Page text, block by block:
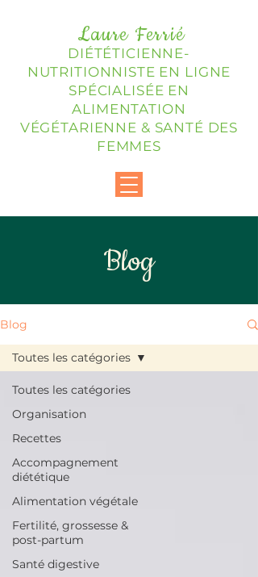
DIÉTÉTICIENNE-
NUTRITIONNISTE EN LIGNE
SPÉCIALISÉE EN
ALIMENTATION
VÉGÉTARIENNE & SANTÉ DES
FEMMES
Laure Ferrié
Blog
Blog
Toutes les catégories
Organisation
Recettes
Accompagnement
diététique
Alimentation végétale
Fertilité, grossesse &
post-partum
Santé digestive
Toutes les catégories